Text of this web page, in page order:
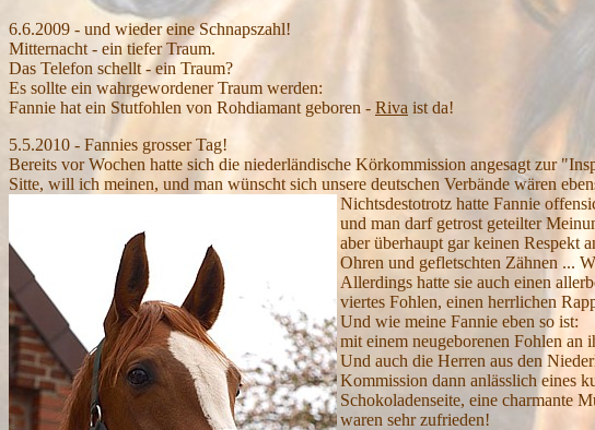
6.6.2009 - und wieder eine Schnapszahl!
Mitternacht - ein tiefer Traum.
Das Telefon schellt - ein Traum?
Es sollte ein wahrgewordener Traum werden:
Fannie hat ein Stutfohlen von Rohdiamant geboren - Riva ist da!
5.5.2010 - Fannies grosser Tag!
Bereits vor Wochen hatte sich die niederländische Körkommission angesagt zur
Sitte, will ich meinen, und man wünscht sich unsere deutschen Verbände wären
Nichtsdestotrotz hatte Fannie
und man darf getrost geteilter
aber überhaupt gar keinen Respekt
Ohren und gefletschten Zähnen ...
Allerdings hatte sie auch einen
viertes Fohlen, einen herrlichen
Und wie meine Fannie eben so ist:
mit einem neugeborenen Fohlen an
Und auch die Herren aus den
Kommission dann anlässlich eines
Schokoladenseite, eine charmante
waren sehr zufrieden!